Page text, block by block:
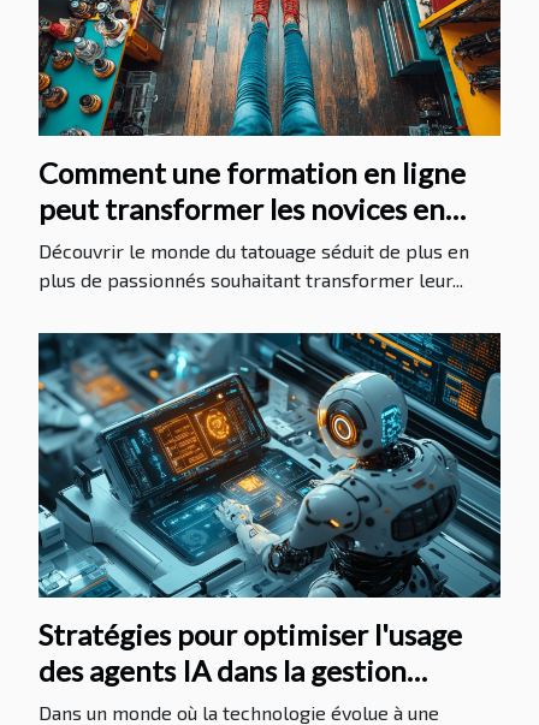
Comment une formation en ligne
peut transformer les novices en
tatoueurs professionnels
Découvrir le monde du tatouage séduit de plus en
plus de passionnés souhaitant transformer leur...
Stratégies pour optimiser l'usage
des agents IA dans la gestion
quotidienne
Dans un monde où la technologie évolue à une